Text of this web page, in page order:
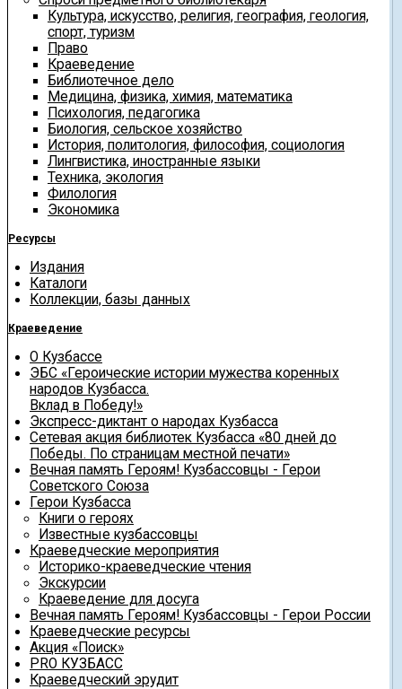
Культура, искусство, религия, география, геология,
спорт, туризм
Право
Краеведение
Библиотечное дело
Медицина, физика, химия, математика
Психология, педагогика
Биология, сельское хозяйство
История, политология, философия, социология
Лингвистика, иностранные языки
Техника, экология
Филология
Экономика
Ресурсы
Издания
Каталоги
Коллекции, базы данных
Краеведение
О Кузбассе
ЭБС «Героические истории мужества коренных
народов Кузбасса.
Вклад в Победу!»
Экспресс-диктант о народах Кузбасса
Сетевая акция библиотек Кузбасса «80 дней до
Победы. По страницам местной печати»
Вечная память Героям! Кузбассовцы - Герои
Советского Союза
Герои Кузбасса
Книги о героях
Известные кузбассовцы
Краеведческие мероприятия
Историко-краеведческие чтения
Экскурсии
Краеведение для досуга
Вечная память Героям! Кузбассовцы - Герои России
Краеведческие ресурсы
Акция «Поиск»
PRO КУЗБАСС
Краеведческий эрудит